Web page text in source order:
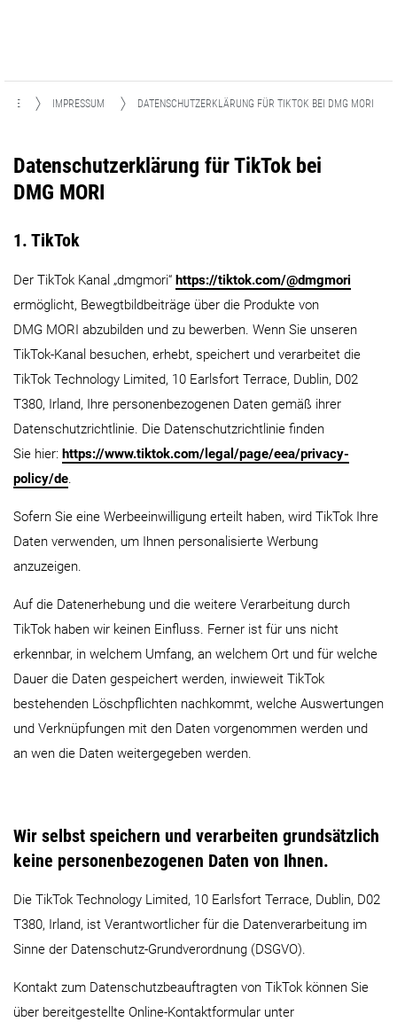
IMPRESSUM DATENSCHUTZERKLÄRUNG FÜR TIKTOK BEI DMG MORI
Datenschutzerklärung für TikTok bei
DMG MORI
1. TikTok
Der TikTok Kanal „dmgmori“ https://tiktok.com/@dmgmori
ermöglicht, Bewegtbildbeiträge über die Produkte von
DMG MORI abzubilden und zu bewerben. Wenn Sie unseren
TikTok-Kanal besuchen, erhebt, speichert und verarbeitet die
TikTok Technology Limited, 10 Earlsfort Terrace, Dublin, D02
T380, Irland, Ihre personenbezogenen Daten gemäß ihrer
Datenschutzrichtlinie. Die Datenschutzrichtlinie finden
Sie hier: https://www.tiktok.com/legal/page/eea/privacy-
policy/de.
Sofern Sie eine Werbeeinwilligung erteilt haben, wird TikTok Ihre
Daten verwenden, um Ihnen personalisierte Werbung
anzuzeigen.
Auf die Datenerhebung und die weitere Verarbeitung durch
TikTok haben wir keinen Einfluss. Ferner ist für uns nicht
erkennbar, in welchem Umfang, an welchem Ort und für welche
Dauer die Daten gespeichert werden, inwieweit TikTok
bestehenden Löschpflichten nachkommt, welche Auswertungen
und Verknüpfungen mit den Daten vorgenommen werden und
an wen die Daten weitergegeben werden.
Wir selbst speichern und verarbeiten grundsätzlich
keine personenbezogenen Daten von Ihnen.
Die TikTok Technology Limited, 10 Earlsfort Terrace, Dublin, D02
T380, Irland, ist Verantwortlicher für die Datenverarbeitung im
Sinne der Datenschutz-Grundverordnung (DSGVO).
Kontakt zum Datenschutzbeauftragten von TikTok können Sie
über bereitgestellte Online-Kontaktformular unter